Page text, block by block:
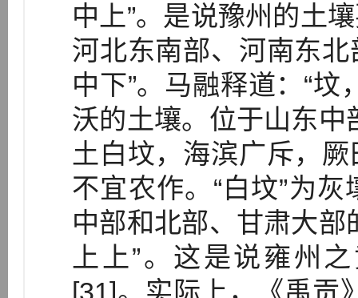
中上”。是说豫州的土
河北东南部、河南东北
中下”。马融释道：“
沃的土壤。位于山东中
土白坟，海滨广斥，厥
不宜农作。“白坟”为
中部和北部、甘肃大部
上上”。这是说雍州
[31]。实际上，《禹贡